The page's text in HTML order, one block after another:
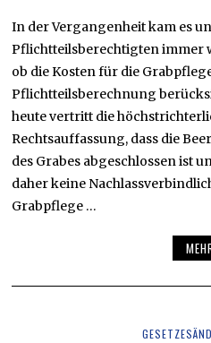
In der Vergangenheit kam es
Pflichtteilsberechtigten immer
ob die Kosten für die
Pflichtteilsberechnung
heute vertritt die
Rechtsauffassung, dass die
des Grabes abgeschlossen ist
daher keine
Grabpflege …